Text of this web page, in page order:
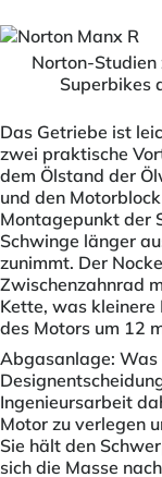
Norton-Studien
Superbikes
Das Getriebe ist
zwei praktische
dem Ölstand der
und den
Montagepunkt der
Schwinge länger
zunimmt. Der
Zwischenzahnrad
Kette, was kleinere
des Motors um 12
Abgasanlage: Was
Ingenieursarbeit
Motor zu verlegen
Sie hält den
sich die Masse